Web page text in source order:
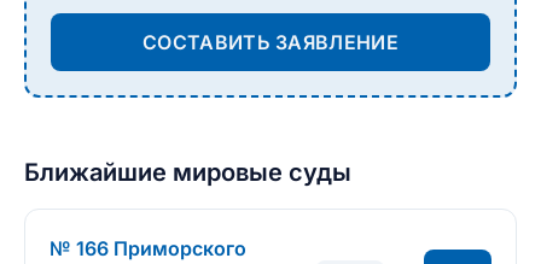
СОСТАВИТЬ ЗАЯВЛЕНИЕ
Ближайшие мировые суды
№ 166 Приморского